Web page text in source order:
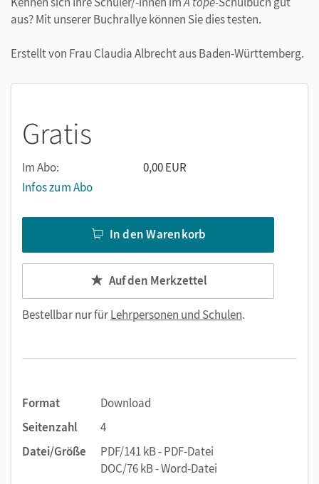
aus? Mit unserer Buchrallye können Sie dies testen.
Erstellt von Frau Claudia Albrecht aus Baden-Württemberg.
Gratis
Im Abo:
0,00 EUR
Infos zum Abo
In den Warenkorb
Auf den Merkzettel
Bestellbar nur fürLehrpersonen und Schulen.
Format
Download
Seitenzahl
4
Datei/Größe
PDF/141 kB - PDF-Datei
DOC/76 kB - Word-Datei